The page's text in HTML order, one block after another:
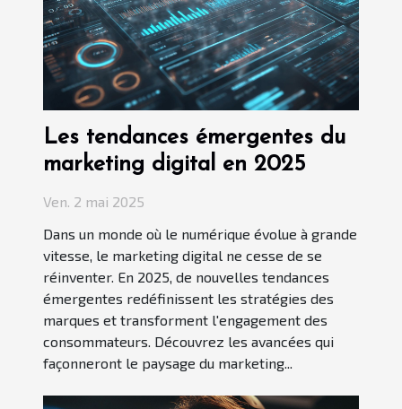
Les tendances émergentes du
marketing digital en 2025
Ven. 2 mai 2025
Dans un monde où le numérique évolue à grande
vitesse, le marketing digital ne cesse de se
réinventer. En 2025, de nouvelles tendances
émergentes redéfinissent les stratégies des
marques et transforment l'engagement des
consommateurs. Découvrez les avancées qui
façonneront le paysage du marketing...